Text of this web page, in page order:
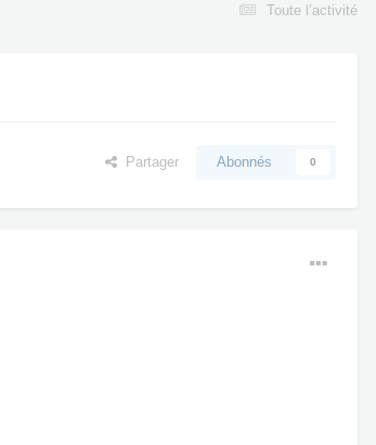
Toute l’activité
Partager Abonnés 0